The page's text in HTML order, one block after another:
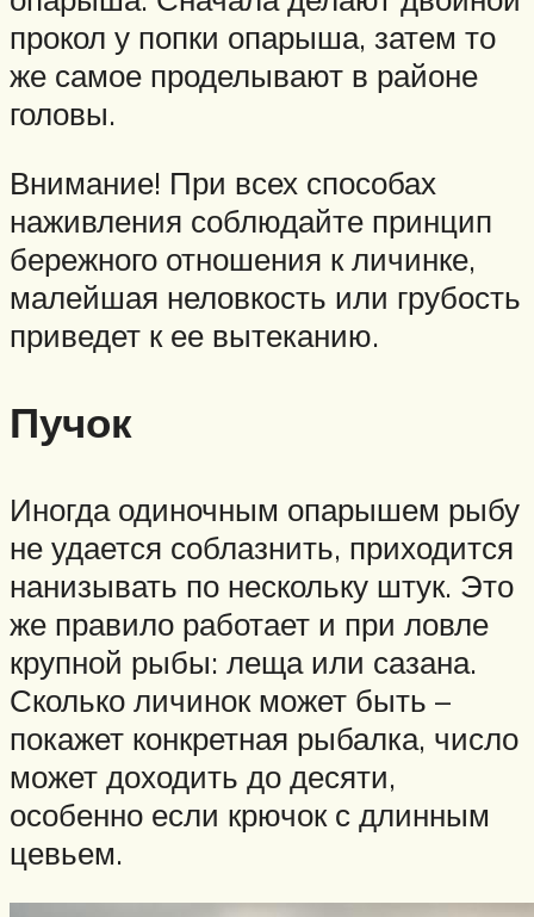
прокол у попки опарыша, затем то
же самое проделывают в районе
головы.
Внимание! При всех способах
наживления соблюдайте принцип
бережного отношения к личинке,
малейшая неловкость или грубость
приведет к ее вытеканию.
Пучок
Иногда одиночным опарышем рыбу
не удается соблазнить, приходится
нанизывать по нескольку штук. Это
же правило работает и при ловле
крупной рыбы: леща или сазана.
Сколько личинок может быть –
покажет конкретная рыбалка, число
может доходить до десяти,
особенно если крючок с длинным
цевьем.